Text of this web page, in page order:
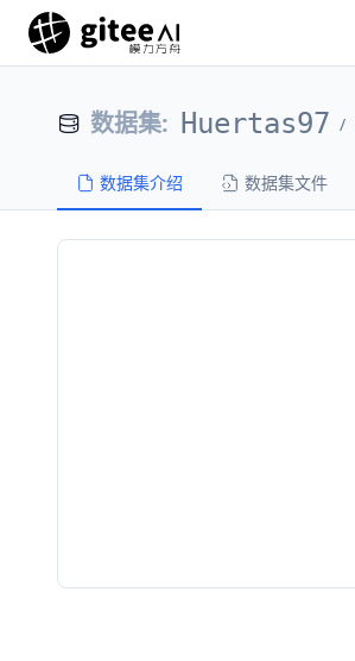
数据集: Huertas97 /
数据集介绍 数据集文件